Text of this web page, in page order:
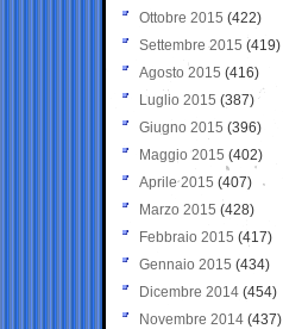
Ottobre 2015 (422)
Settembre 2015 (419)
Agosto 2015 (416)
Luglio 2015 (387)
Giugno 2015 (396)
Maggio 2015 (402)
Aprile 2015 (407)
Marzo 2015 (428)
Febbraio 2015 (417)
Gennaio 2015 (434)
Dicembre 2014 (454)
Novembre 2014 (437)